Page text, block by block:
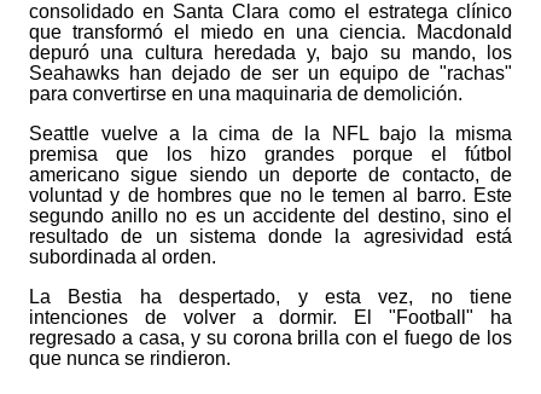
consolidado en Santa Clara como el estratega clínico
que transformó el miedo en una ciencia. Macdonald
depuró una cultura heredada y, bajo su mando, los
Seahawks han dejado de ser un equipo de "rachas"
para convertirse en una maquinaria de demolición.
Seattle vuelve a la cima de la NFL bajo la misma
premisa que los hizo grandes porque el fútbol
americano sigue siendo un deporte de contacto, de
voluntad y de hombres que no le temen al barro. Este
segundo anillo no es un accidente del destino, sino el
resultado de un sistema donde la agresividad está
subordinada al orden.
La Bestia ha despertado, y esta vez, no tiene
intenciones de volver a dormir. El "Football" ha
regresado a casa, y su corona brilla con el fuego de los
que nunca se rindieron.